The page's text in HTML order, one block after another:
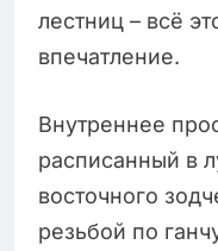
лестниц – всё
впечатление.
Внутреннее
расписанный в
восточного
резьбой по